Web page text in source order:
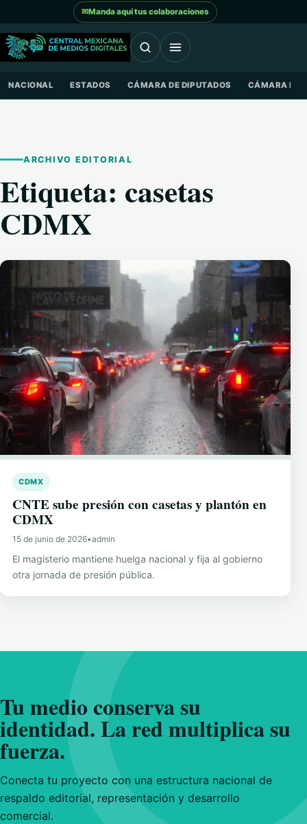
Saltar al contenido
✉Manda aquí tus colaboraciones
NACIONAL ESTADOS CÁMARA DE DIPUTADOS CÁMARA DE
ARCHIVO EDITORIAL
Etiqueta: casetas
CDMX
CDMX
CNTE sube presión con casetas y plantón en
CDMX
15 de junio de 2026•admin
El magisterio mantiene huelga nacional y fija al gobierno
otra jornada de presión pública.
Tu medio conserva su
identidad. La red multiplica su
fuerza.
Conecta tu proyecto con una estructura nacional de
respaldo editorial, representación y desarrollo
comercial.